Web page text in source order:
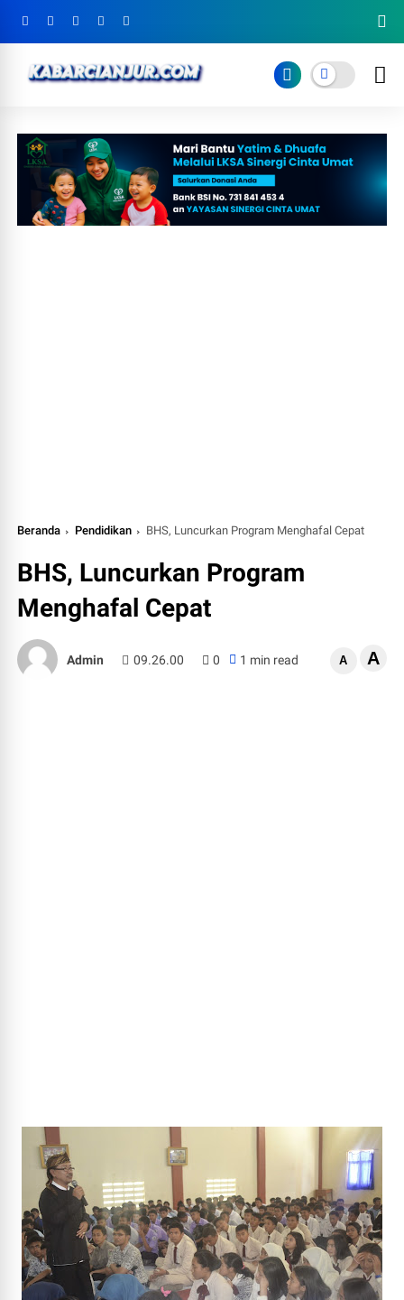
Beranda Pendidikan BHS, Luncurkan Program Menghafal Cepat
BHS, Luncurkan Program
Menghafal Cepat
Admin 09.26.00 0 1 min read A A